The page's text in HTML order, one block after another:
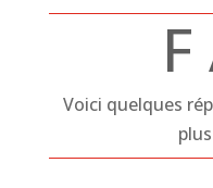
Voici quelques